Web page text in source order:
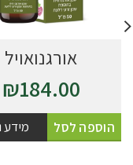
אורגנואויל
₪184.00
הוספה לסל מידע